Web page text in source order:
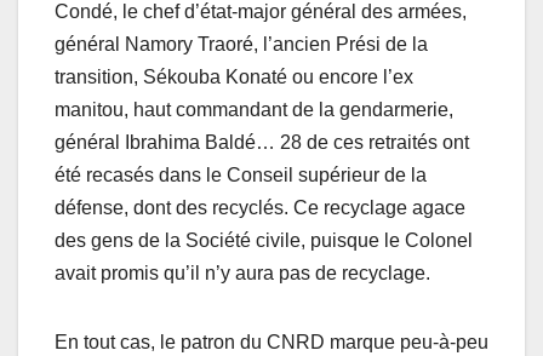
Condé, le chef d’état-major général des armées,
général Namory Traoré, l’ancien Prési de la
transition, Sékouba Konaté ou encore l’ex
manitou, haut commandant de la gendarmerie,
général Ibrahima Baldé… 28 de ces retraités ont
été recasés dans le Conseil supérieur de la
défense, dont des recyclés. Ce recyclage agace
des gens de la Société civile, puisque le Colonel
avait promis qu’il n’y aura pas de recyclage.
En tout cas, le patron du CNRD marque peu-à-peu